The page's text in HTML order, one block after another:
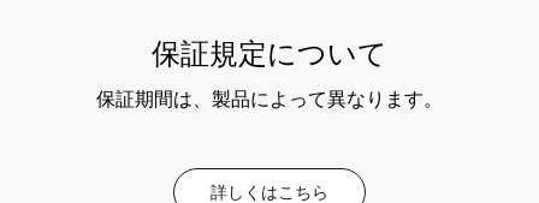
保証規定について
保証期間は、製品によって異なります。
詳しくはこちら